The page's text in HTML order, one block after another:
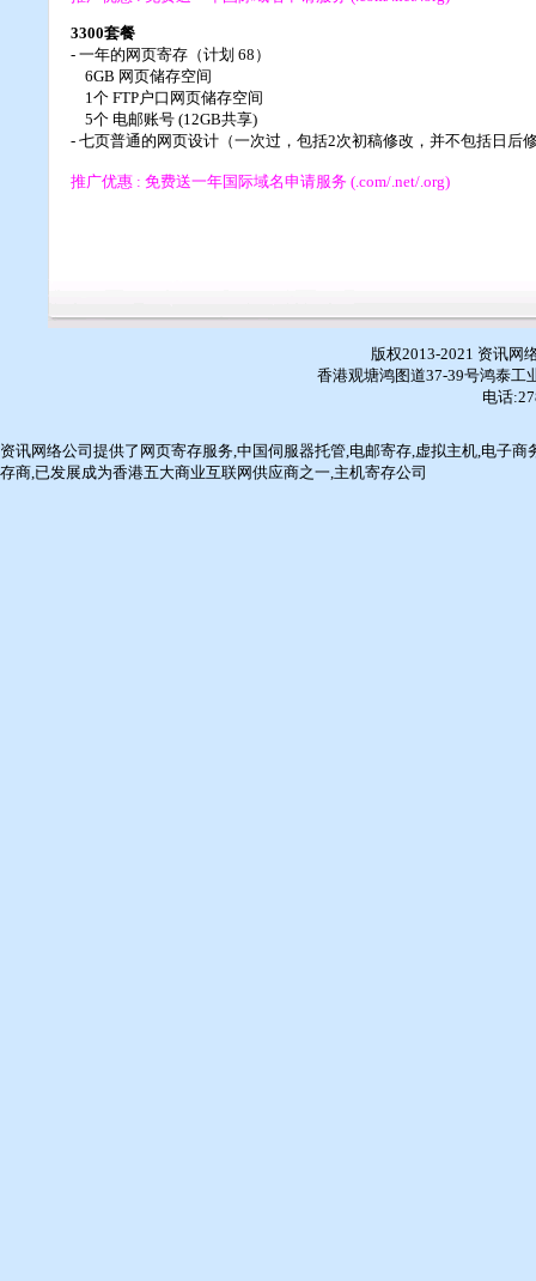
3300套餐
- 一年的网页寄存（计划 68）
6GB 网页储存空间
1个 FTP户口网页储存空间
5个 电邮账号 (12GB共享)
- 七页普通的网页设计（一次过，包括2次初稿修改，并不包括日后
推广优惠 : 免费送一年国际域名申请服务 (.com/.net/.org)
版权2013-2021 资讯网
香港观塘鸿图道37-39号鸿泰工
电话
资讯网络公司提供了 网页寄存服务 中国伺服器托管 电邮寄存 虚拟主机 电子商
存商 ,已发展成为香港五大商业互联网供应商之一,主机寄存公司